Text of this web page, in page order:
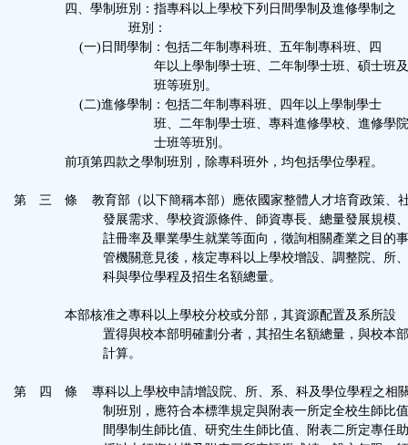
四、學制班別：指專科以上學校下列日間學制及進修學制之
班別：
(一)日間學制：包括二年制專科班、五年制專科班、四
年以上學制學士班、二年制學士班、碩士班及
班等班別。
(二)進修學制：包括二年制專科班、四年以上學制學士
班、二年制學士班、專科進修學校、進修學院
士班等班別。
前項第四款之學制班別，除專科班外，均包括學位學程。
第 三 條 教育部（以下簡稱本部）應依國家整體人才培育政策、
發展需求、學校資源條件、師資專長、總量發展規模、
註冊率及畢業學生就業等面向，徵詢相關產業之目的事
管機關意見後，核定專科以上學校增設、調整院、所、
科與學位學程及招生名額總量。
本部核准之專科以上學校分校或分部，其資源配置及系所設
置得與校本部明確劃分者，其招生名額總量，與校本部
計算。
第 四 條 專科以上學校申請增設院、所、系、科及學位學程之相
制班別，應符合本標準規定與附表一所定全校生師比值
間學制生師比值、研究生生師比值、附表二所定專任助